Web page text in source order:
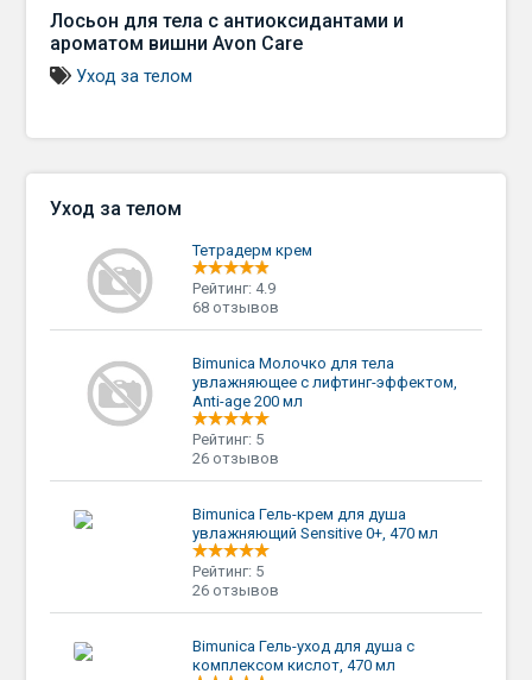
Лосьон для тела с антиоксидантами и
ароматом вишни Avon Care
Уход за телом
Уход за телом
Тетрадерм крем
Рейтинг: 4.9
68 отзывов
Bimunica Молочко для тела
увлажняющее с лифтинг-эффектом,
Anti-age 200 мл
Рейтинг: 5
26 отзывов
Bimunica Гель-крем для душа
увлажняющий Sensitive 0+, 470 мл
Рейтинг: 5
26 отзывов
Bimunica Гель-уход для душа с
комплексом кислот, 470 мл